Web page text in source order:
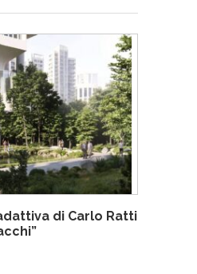
di Carlo Ratti